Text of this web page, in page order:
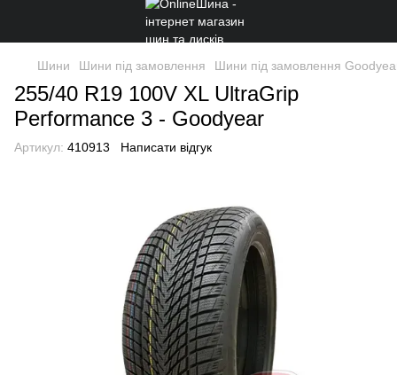
Шини Шини під замовлення Шини під замовлення
255/40 R19 100V XL UltraGrip
Performance 3 - Goodyear
Артикул: 410913 Написати відгук